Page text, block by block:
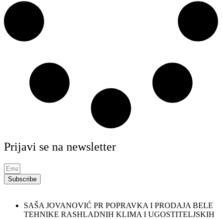
Prijavi se na newsletter
Subscribe
SAŠA JOVANOVIĆ PR POPRAVKA I PRODAJA BELE
TEHNIKE RASHLADNIH KLIMA I UGOSTITELJSKIH